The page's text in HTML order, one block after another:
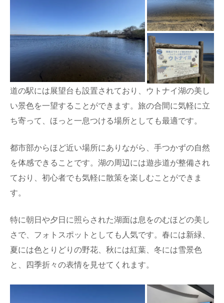
道の駅には展望台も設置されており、ウトナイ湖の美し
い景色を一望することができます。旅の合間に気軽に立
ち寄って、ほっと一息つける場所としても最適です。
都市部からほど近い場所にありながら、手つかずの自然
を体感できることです。湖の周辺には遊歩道が整備され
ており、初心者でも気軽に散策を楽しむことができま
す。
特に朝日や夕日に照らされた湖面は息をのむほどの美し
さで、フォトスポットとしても人気です。春には新緑、
夏には色とりどりの野花、秋には紅葉、冬には雪景色
と、四季折々の表情を見せてくれます。